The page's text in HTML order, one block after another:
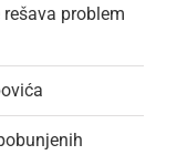
problem